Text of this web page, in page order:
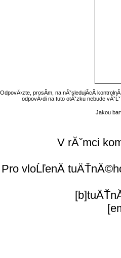
OdpovÄ›zte, prosĂ­m, na nĂˇsledujĂ­cĂ­
odpovÄ›di na tuto otĂˇzku nebude
Jakou
V rĂˇmci
Pro vloĹľenĂ­